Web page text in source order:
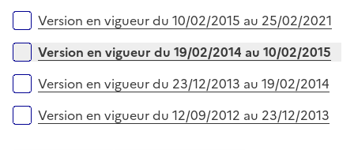
eVersion en vigueur du 10/02/2015 au 25/02/2021
Version en vigueur du 19/02/2014 au 10/02/2015
Version en vigueur du 23/12/2013 au 19/02/2014
Version en vigueur du 12/09/2012 au 23/12/2013